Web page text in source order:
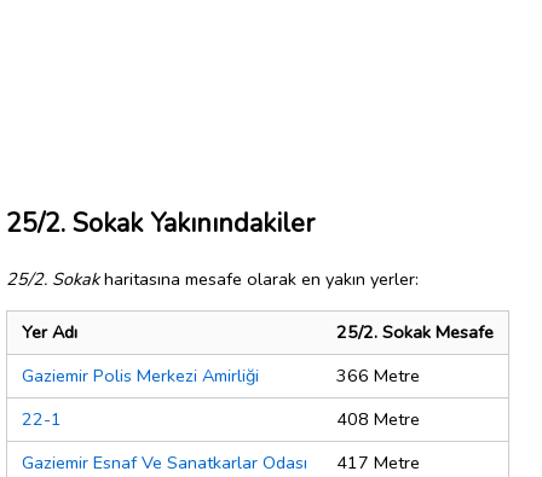
25/2. Sokak Yakınındakiler
25/2. Sokakharitasına mesafe olarak en yakın yerler:
Yer Adı
25/2. Sokak Mesafe
Gaziemir Polis Merkezi Amirliği
366 Metre
22-1
408 Metre
Gaziemir Esnaf Ve Sanatkarlar Odası
417 Metre